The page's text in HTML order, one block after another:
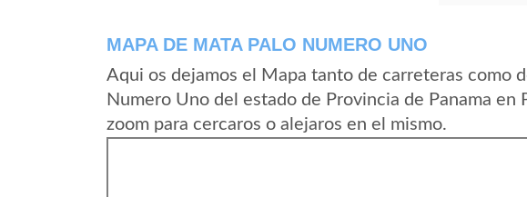
MAPA DE MATA PALO NUMERO UNO
Aqui os dejamos el Mapa tanto de carreteras como
Numero Uno del estado de Provincia de Panama en
zoom para cercaros o alejaros en el mismo.